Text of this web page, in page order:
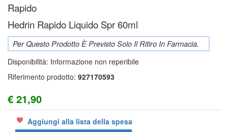
Rapido
Hedrin Rapido Liquido Spr 60ml
Per Questo Prodotto È Previsto Solo Il Ritiro In Farmacia.
Disponibilità: Informazione non reperibile
Riferimento prodotto: 927170593
€ 21,90
Aggiungi alla lista della spesa